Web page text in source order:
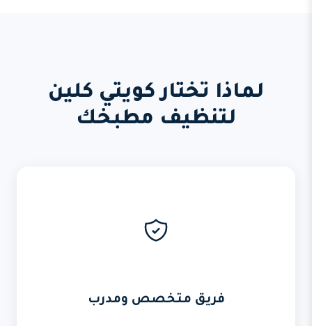
لماذا تختار كويتي كلين
لتنظيف مطبخك
فريق متخصص ومدرب